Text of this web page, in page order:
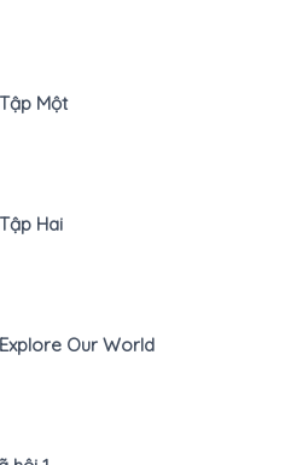
Một
Hai
Our World